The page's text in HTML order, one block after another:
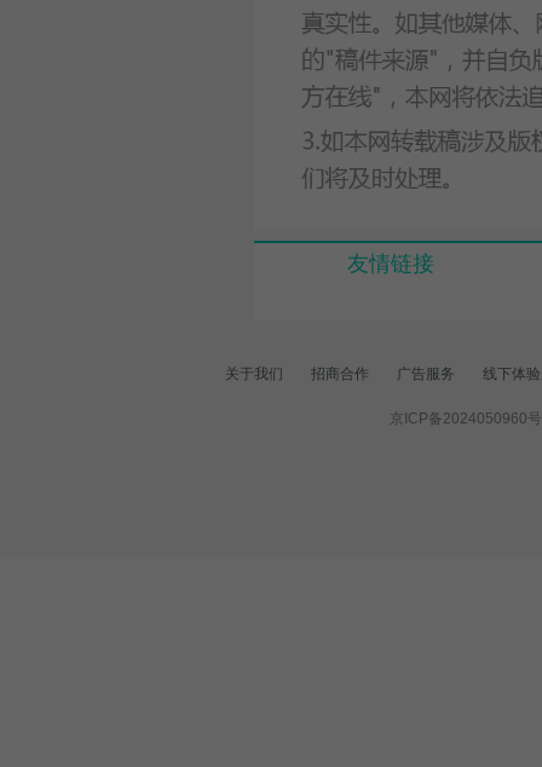
友情链接
关于我们 招商合作 广告服务 线下体
京ICP备2024050960